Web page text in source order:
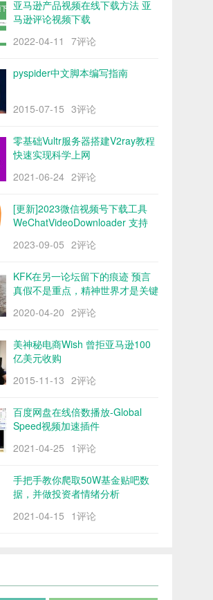
亚马逊产品视频在线下载方法 亚
马逊评论视频下载
2022-04-11
7评论
pyspider中文脚本编写指南
2015-07-15 3评论
零基础Vultr服务器搭建V2ray教程
快速实现科学上网
2021-06-24 2评论
[更新]2023微信视频号下载工具
WeChatVideoDownloader 支持
2023-09-05 2评论
KFK在另一论坛留下的痕迹 预言
真假不是重点，精神世界才是关键
2020-04-20 2评论
美神秘电商Wish 曾拒亚马逊100
亿美元收购
2015-11-13 2评论
百度网盘在线倍数播放-Global
Speed视频加速插件
2021-04-25 1评论
手把手教你爬取50W基金贴吧数
据，并做投资者情绪分析
2021-04-15 1评论